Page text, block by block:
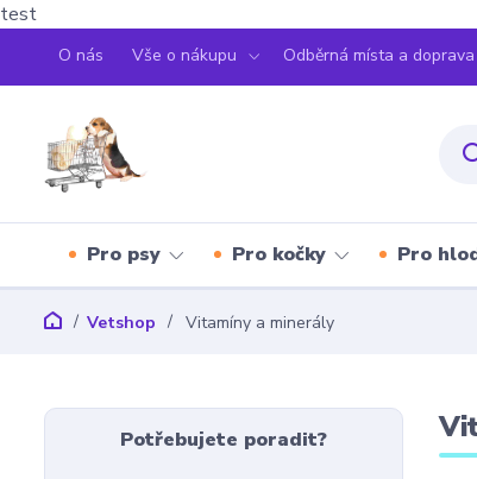
test
O nás Vše o nákupu Odběrná místa a doprava
Pro psy Pro kočky Pro
Vetshop Vitamíny a minerály
Potřebujete poradit?